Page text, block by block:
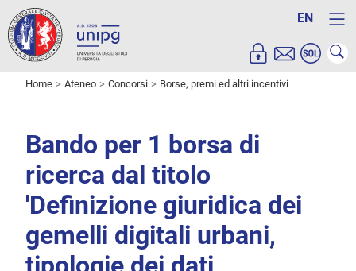
EN
Home Ateneo Concorsi Borse, premi ed altri incentivi
Bando per 1 borsa di
ricerca dal titolo
'Definizione giuridica dei
gemelli digitali urbani,